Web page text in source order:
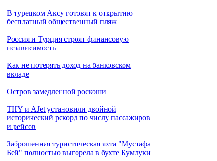
В турецком Аксу готовят к открытию
бесплатный общественный пляж
Россия и Турция строят финансовую
независимость
Как не потерять доход на банковском
вкладе
Остров замедленной роскоши
THY и AJet установили двойной
исторический рекорд по числу пассажиров
и рейсов
Заброшенная туристическая яхта "Мустафа
Бей" полностью выгорела в бухте Кумлуки